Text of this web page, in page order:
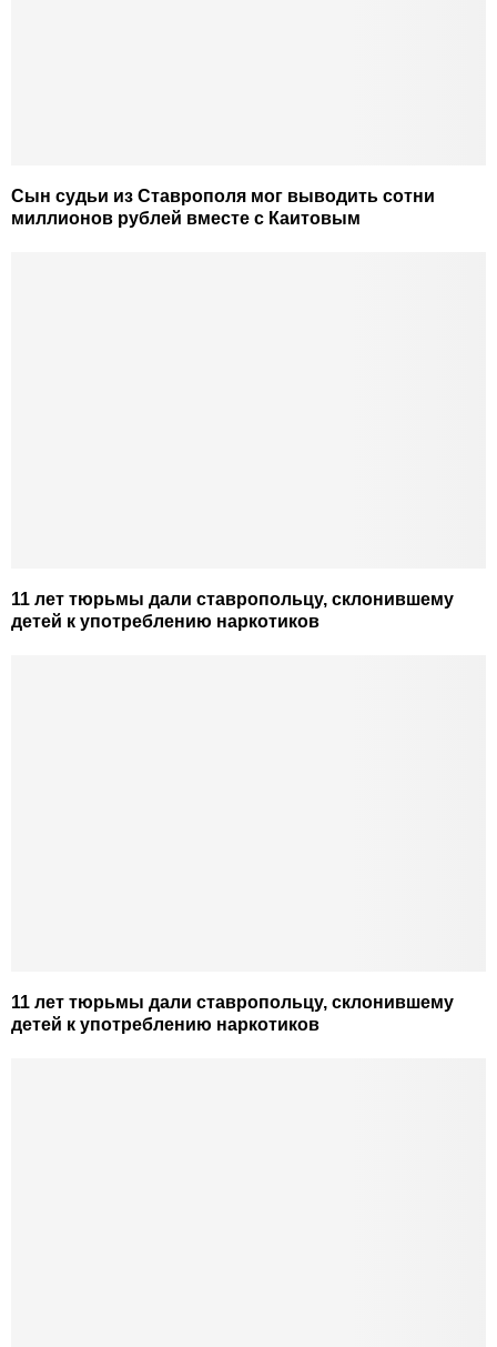
Сын судьи из Ставрополя мог выводить сотни
миллионов рублей вместе с Каитовым
11 лет тюрьмы дали ставропольцу, склонившему
детей к употреблению наркотиков
11 лет тюрьмы дали ставропольцу, склонившему
детей к употреблению наркотиков